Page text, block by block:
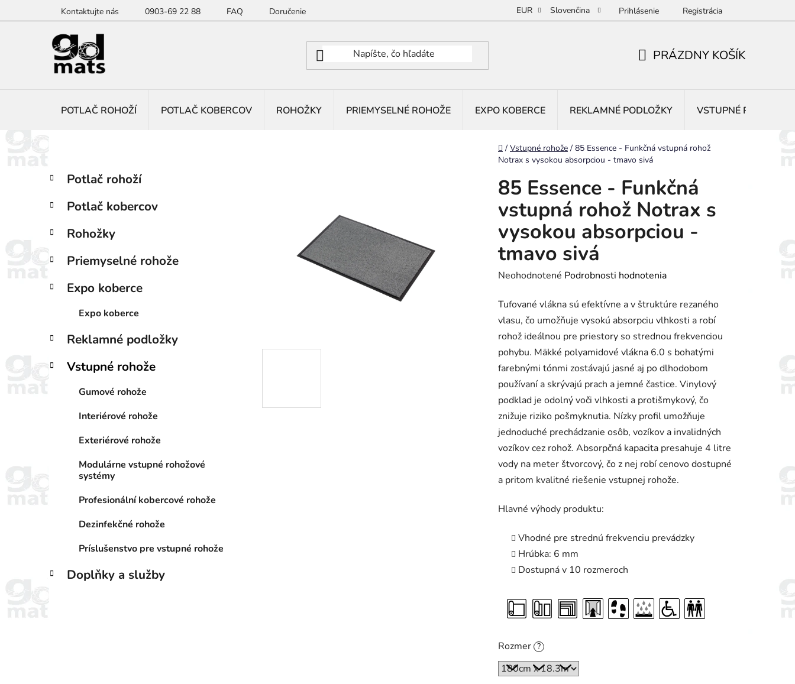
na
Kontaktujte nás 0903-69 22 88 FAQ Doručenie EUR Slovenčina Prihlásenie Registrácia
PRÁZDNY KOŠÍK
POTLAČ ROHOŽÍ POTLAČ KOBERCOV ROHOŽKY PRIEMYSELNÉ ROHOŽE EXPO KOBERCE REKLAMNÉ PODLOŽKY VSTUPNÉ ROHOŽE
Domov
/ Vstupné rohože / 85 Essence - Funkčná vstupná rohož
Notrax s vysokou absorpciou - tmavo sivá
B
č
ý
a
n
e
Preskočiť
kategórie
K
a
e
ó
i
Potlač rohoží
Potlač kobercov
Rohožky
Priemyselné rohože
Expo koberce
Expo koberce
Reklamné podložky
Vstupné rohože
Gumové rohože
Interiérové rohože
Exteriérové rohože
Modulárne vstupné rohožové
systémy
Profesionální kobercové rohože
Dezinfekčné rohože
Príslušenstvo pre vstupné rohože
Doplňky a služby
85 Essence - Funkčná
vstupná rohož Notrax s
vysokou absorpciou -
tmavo sivá
Priemerné
produktu
je
0,0
z
5
hviezdičiek.
Neohodnotené Podrobnosti hodnotenia
Tufované vlákna sú efektívne a v štruktúre rezaného
vlasu, čo umožňuje vysokú absorpciu vlhkosti a robí
rohož ideálnou pre priestory so strednou frekvenciou
pohybu. Mäkké polyamidové vlákna 6.0 s bohatými
farebnými tónmi zostávajú jasné aj po dlhodobom
používaní a skrývajú prach a jemné častice. Vinylový
podklad je odolný voči vlhkosti a protišmykový, čo
znižuje riziko pošmyknutia. Nízky profil umožňuje
jednoduché prechádzanie osôb, vozíkov a invalidných
vozíkov cez rohož. Absorpčná kapacita presahuje 4 litre
vody na meter štvorcový, čo z nej robí cenovo dostupné
a pritom kvalitné riešenie vstupnej rohože.
Hlavné výhody produktu:
Vhodné pre strednú frekvenciu prevádzky
Hrúbka: 6 mm
Dostupná v 10 rozmeroch
Rozmer ?